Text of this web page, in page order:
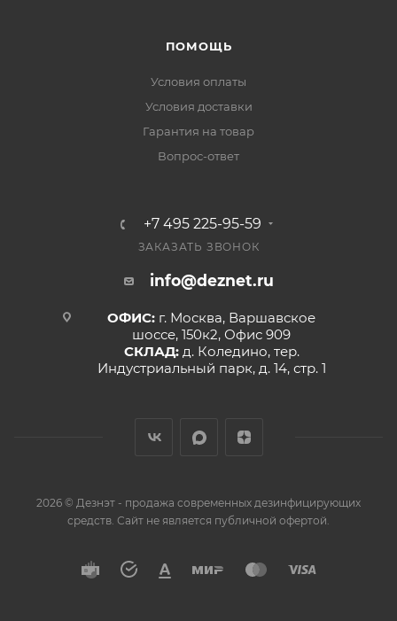
ПОМОЩЬ
Условия оплаты
Условия доставки
Гарантия на товар
Вопрос-ответ
+7 495 225-95-59
ЗАКАЗАТЬ ЗВОНОК
info@deznet.ru
ОФИС: г. Москва, Варшавское
шоссе, 150к2, Офис 909
СКЛАД: д. Коледино, тер.
Индустриальный парк, д. 14, стр. 1
2026 © Дезнэт - продажа современных дезинфицирующих
средств. Сайт не является публичной офертой.